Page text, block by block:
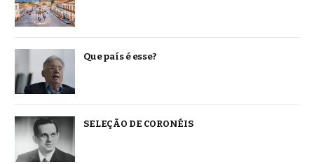
Que país é esse?
SELEÇÃO DE CORONÉIS